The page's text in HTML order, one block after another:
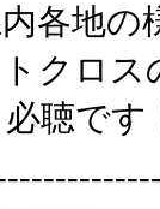
各地の
クロ
聴です